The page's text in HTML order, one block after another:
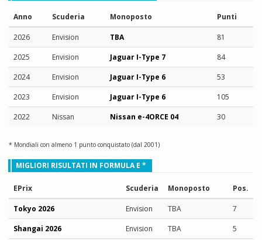
Anno Scuderia Monoposto Punti
2026 Envision TBA
81
2025
Envision Jaguar I-Type 7
84
2024
Envision Jaguar I-Type 6
53
2023
Envision Jaguar I-Type 6
105
2022
Nissan Nissan e-4ORCE 04 30
* Mondiali con almeno 1 punto conquistato (dal 2001)
MIGLIORI RISULTATI IN FORMULA E *
EPrix Scuderia Monoposto Pos.
Tokyo 2026 Envision TBA
7
Shangai 2026
Envision TBA 5